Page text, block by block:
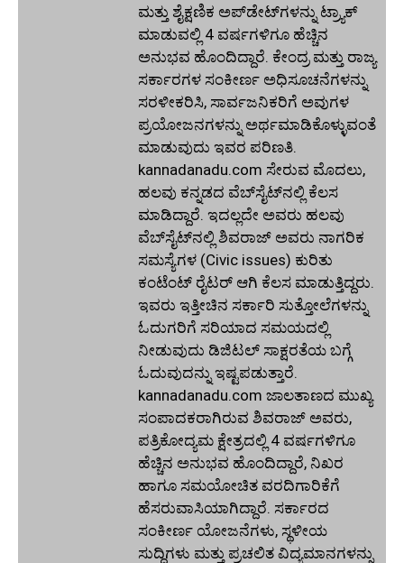
ಮತ್ತು ಶೈಕ್ಷಣಿಕ ಅಪ್‌ಡೇಟ್‌ಗಳನ್ನು ಟ್ರ್ಯಾಕ್
ಮಾಡುವಲ್ಲಿ 4 ವರ್ಷಗಳಿಗೂ ಹೆಚ್ಚಿನ
ಅನುಭವ ಹೊಂದಿದ್ದಾರೆ. ಕೇಂದ್ರ ಮತ್ತು ರಾಜ್ಯ
ಸರ್ಕಾರಗಳ ಸಂಕೀರ್ಣ ಅಧಿಸೂಚನೆಗಳನ್ನು
ಸರಳೀಕರಿಸಿ, ಸಾರ್ವಜನಿಕರಿಗೆ ಅವುಗಳ
ಪ್ರಯೋಜನಗಳನ್ನು ಅರ್ಥಮಾಡಿಕೊಳ್ಳುವಂತೆ
ಮಾಡುವುದು ಇವರ ಪರಿಣತಿ.
kannadanadu.com ಸೇರುವ ಮೊದಲು,
ಹಲವು ಕನ್ನಡದ ವೆಬ್‌ಸೈಟ್‌ನಲ್ಲಿ ಕೆಲಸ
ಮಾಡಿದ್ದಾರೆ. ಇದಲ್ಲದೇ ಅವರು ಹಲವು
ವೆಬ್‌ಸೈಟ್‌ನಲ್ಲಿ ಶಿವರಾಜ್ ಅವರು ನಾಗರಿಕ
ಸಮಸ್ಯೆಗಳ (Civic issues) ಕುರಿತು
ಕಂಟೆಂಟ್ ರೈಟರ್ ಆಗಿ ಕೆಲಸ ಮಾಡುತ್ತಿದ್ದರು.
ಇವರು ಇತ್ತೀಚಿನ ಸರ್ಕಾರಿ ಸುತ್ತೋಲೆಗಳನ್ನು
ಓದುಗರಿಗೆ ಸರಿಯಾದ ಸಮಯದಲ್ಲಿ
ನೀಡುವುದು ಡಿಜಿಟಲ್ ಸಾಕ್ಷರತೆಯ ಬಗ್ಗೆ
ಓದುವುದನ್ನು ಇಷ್ಟಪಡುತ್ತಾರೆ.
kannadanadu.com ಜಾಲತಾಣದ ಮುಖ್ಯ
ಸಂಪಾದಕರಾಗಿರುವ ಶಿವರಾಜ್ ಅವರು,
ಪತ್ರಿಕೋದ್ಯಮ ಕ್ಷೇತ್ರದಲ್ಲಿ 4 ವರ್ಷಗಳಿಗೂ
ಹೆಚ್ಚಿನ ಅನುಭವ ಹೊಂದಿದ್ದಾರೆ, ನಿಖರ
ಹಾಗೂ ಸಮಯೋಚಿತ ವರದಿಗಾರಿಕೆಗೆ
ಹೆಸರುವಾಸಿಯಾಗಿದ್ದಾರೆ. ಸರ್ಕಾರದ
ಸಂಕೀರ್ಣ ಯೋಜನೆಗಳು, ಸ್ಥಳೀಯ
ಸುದ್ದಿಗಳು ಮತ್ತು ಪ್ರಚಲಿತ ವಿದ್ಯಮಾನಗಳನ್ನು